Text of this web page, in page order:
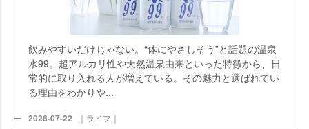
飲みやすいだけじゃない。“体にやさしそう”と話題の温泉
水99。超アルカリ性や天然温泉由来といった特徴から、日
常的に取り入れる人が増えている。その魅力と選ばれてい
る理由をわかりや...
2026-07-22 ｜ライフ｜